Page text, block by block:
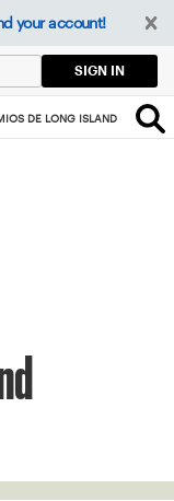
your account!
SIGN IN
DE LONG ISLAND